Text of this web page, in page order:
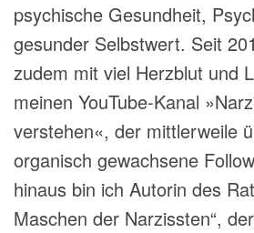
psychische Gesundheit,
gesunder Selbstwert. Seit
zudem mit viel Herzblut und
meinen YouTube-Kanal
verstehen«, der mittlerweile
organisch gewachsene
hinaus bin ich Autorin des
Maschen der Narzissten“,